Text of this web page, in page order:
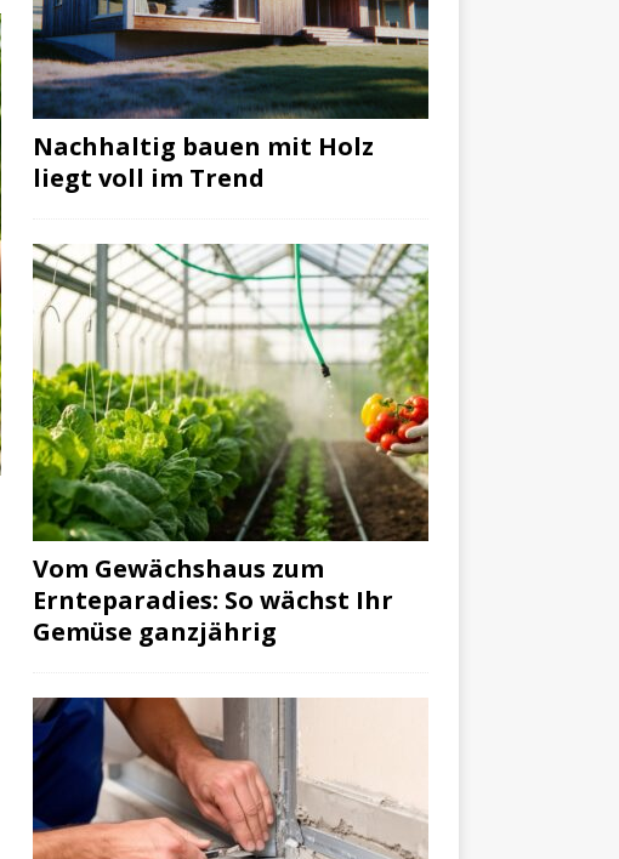
Nachhaltig bauen mit Holz
liegt voll im Trend
Vom Gewächshaus zum
Ernteparadies: So wächst Ihr
Gemüse ganzjährig